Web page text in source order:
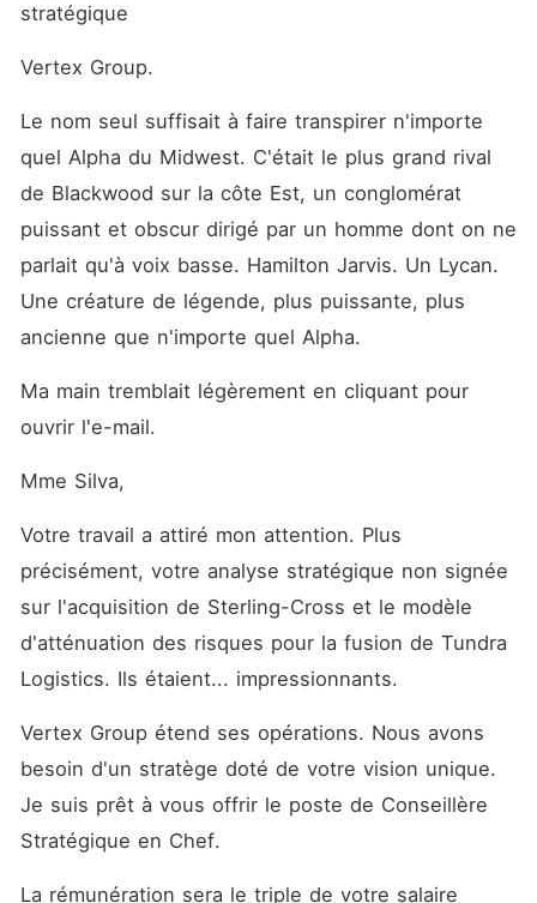
stratégique
Vertex Group.
Le nom seul suffisait à faire transpirer n'importe
quel Alpha du Midwest. C'était le plus grand rival
de Blackwood sur la côte Est, un conglomérat
puissant et obscur dirigé par un homme dont on ne
parlait qu'à voix basse. Hamilton Jarvis. Un Lycan.
Une créature de légende, plus puissante, plus
ancienne que n'importe quel Alpha.
Ma main tremblait légèrement en cliquant pour
ouvrir l'e-mail.
Mme Silva,
Votre travail a attiré mon attention. Plus
précisément, votre analyse stratégique non signée
sur l'acquisition de Sterling-Cross et le modèle
d'atténuation des risques pour la fusion de Tundra
Logistics. Ils étaient... impressionnants.
Vertex Group étend ses opérations. Nous avons
besoin d'un stratège doté de votre vision unique.
Je suis prêt à vous offrir le poste de Conseillère
Stratégique en Chef.
La rémunération sera le triple de votre salaire